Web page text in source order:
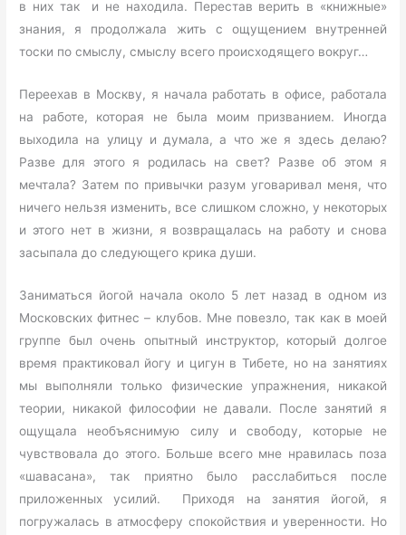
в них так и не находила. Перестав верить в «книжные»
знания, я продолжала жить с ощущением внутренней
тоски по смыслу, смыслу всего происходящего вокруг…
Переехав в Москву, я начала работать в офисе, работала
на работе, которая не была моим призванием. Иногда
выходила на улицу и думала, а что же я здесь делаю?
Разве для этого я родилась на свет? Разве об этом я
мечтала? Затем по привычки разум уговаривал меня, что
ничего нельзя изменить, все слишком сложно, у некоторых
и этого нет в жизни, я возвращалась на работу и снова
засыпала до следующего крика души.
Заниматься йогой начала около 5 лет назад в одном из
Московских фитнес – клубов. Мне повезло, так как в моей
группе был очень опытный инструктор, который долгое
время практиковал йогу и цигун в Тибете, но на занятиях
мы выполняли только физические упражнения, никакой
теории, никакой философии не давали. После занятий я
ощущала необъяснимую силу и свободу, которые не
чувствовала до этого. Больше всего мне нравилась поза
«шавасана», так приятно было расслабиться после
приложенных усилий. Приходя на занятия йогой, я
погружалась в атмосферу спокойствия и уверенности. Но